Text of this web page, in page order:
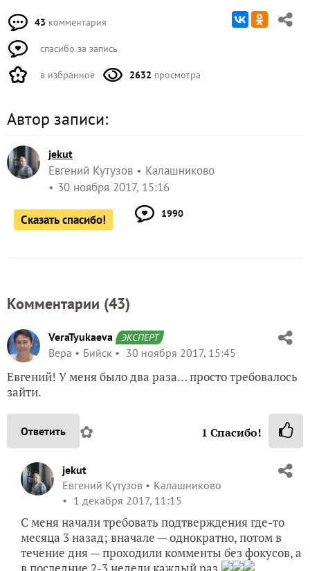
43 комментария
спасибо за запись
в избранное 2632 просмотра
Автор записи:
jekut
Евгений Кутузов
Калашниково
30 ноября 2017, 15:16
Сказать спасибо! 1990
Комментарии (43)
VeraTyukaeva ЭКСПЕРТ
Вера Бийск 30 ноября 2017, 15:45
Евгений! У меня было два раза… просто требовалось
зайти.
Ответить ✿ 1 Спасибо!
jekut
Евгений Кутузов
Калашниково
1 декабря 2017, 11:15
С меня начали требовать подтверждения где-то
месяца 3 назад; вначале — однократно, потом в
течение дня — проходили комменты без фокусов, а